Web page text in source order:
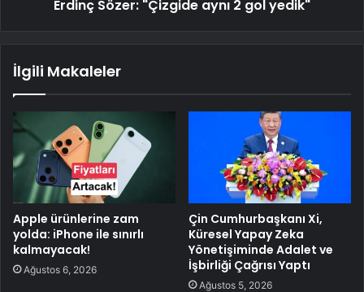
Erdinç Sözer: "Çizgide aynı 2 gol yedik"
İlgili Makaleler
Apple ürünlerine zam
yolda: iPhone ile sınırlı
kalmayacak!
Ağustos 6, 2026
Çin Cumhurbaşkanı Xi,
Küresel Yapay Zeka
Yönetişiminde Adalet ve
İşbirliği Çağrısı Yaptı
Ağustos 5, 2026